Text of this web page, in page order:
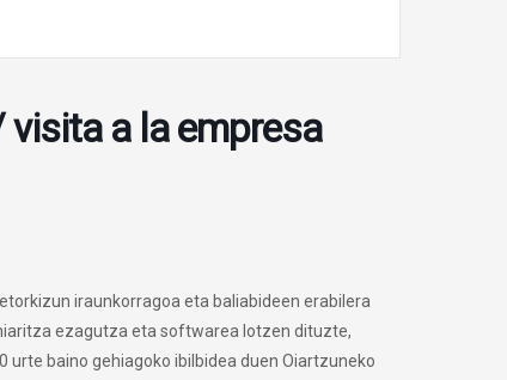
a la empresa
iraunkorragoa eta baliabideen erabilera
ezagutza eta softwarea lotzen dituzte,
baino gehiagoko ibilbidea duen Oiartzuneko